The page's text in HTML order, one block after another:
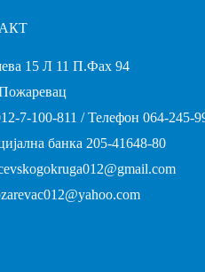
15 Л 11 П.Фах 94
7-100-811 / Телефон 064-245-
банка 205-41648-80